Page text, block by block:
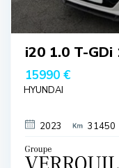
i20 1.0 T-
15990 €
HYUNDAI
2023 31450